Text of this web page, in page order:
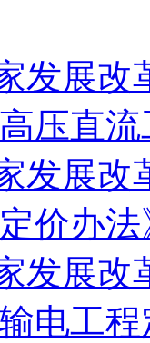
发展改
压直
发展改
价办
发展改
电工